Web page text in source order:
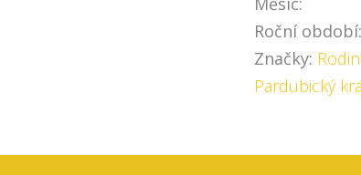
Roční období:
Značky:
Pardubický